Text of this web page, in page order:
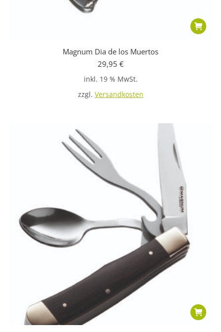
Magnum Dia de los Muertos
29,95 €
inkl. 19 % MwSt.
zzgl. Versandkosten